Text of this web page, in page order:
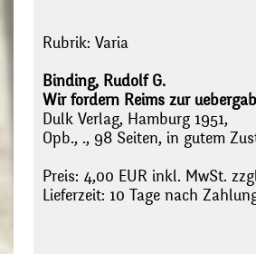
Rubrik: Varia
Binding, Rudolf G.
Wir fordern Reims zur
Dulk Verlag, Hamburg 1951,
Opb., ., 98 Seiten, in gutem
Preis: 4,00 EUR inkl. MwSt.
Lieferzeit: 10 Tage nach